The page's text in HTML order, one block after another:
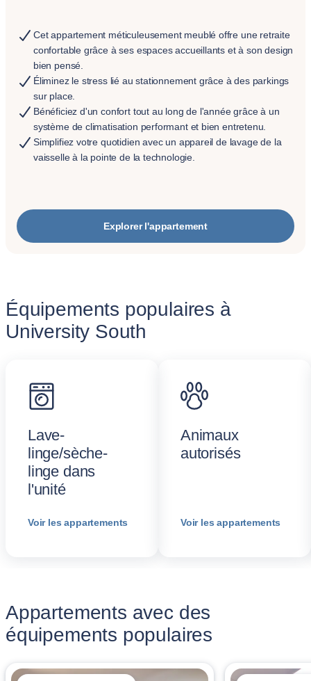
Cet appartement méticuleusement meublé offre une retraite
confortable grâce à ses espaces accueillants et à son design
bien pensé.
Éliminez le stress lié au stationnement grâce à des parkings
sur place.
Bénéficiez d'un confort tout au long de l'année grâce à un
système de climatisation performant et bien entretenu.
Simplifiez votre quotidien avec un appareil de lavage de la
vaisselle à la pointe de la technologie.
Explorer l'appartement
Équipements populaires à
University South
Lave-
linge/sèche-
linge dans
l'unité
Voir les appartements
Animaux
autorisés
Voir les appartements
Appartements avec des
équipements populaires